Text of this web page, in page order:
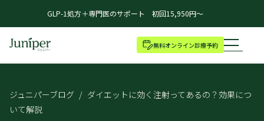
GLP-1処方＋専門医のサポート 初回15,950円～
無料オンライン診療予約
ジュニパーブログ / ダイエットに効く注射ってあるの？効果につ
いて解説